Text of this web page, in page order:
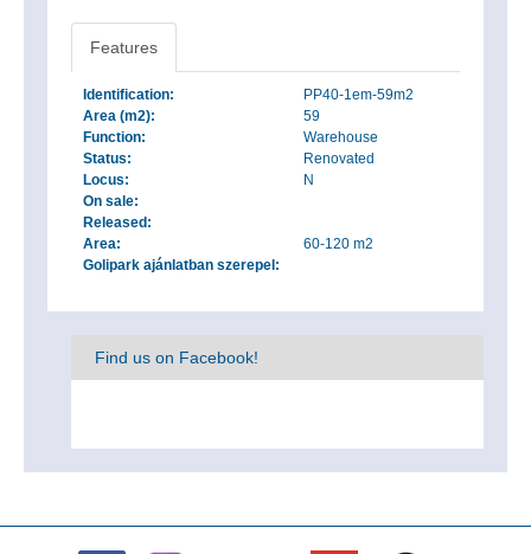
Features
Identification:
PP40-1em-59m2
Area (m2):
59
Function:
Warehouse
Status:
Renovated
Locus:
N
On sale:
Released:
Area:
60-120 m2
Golipark ajánlatban szerepel:
Find us on Facebook!